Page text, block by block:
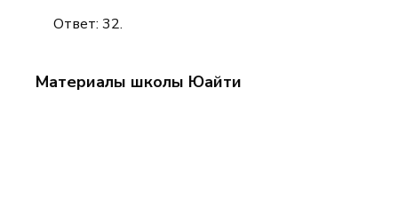
Ответ: 32.
Материалы школы Юайти